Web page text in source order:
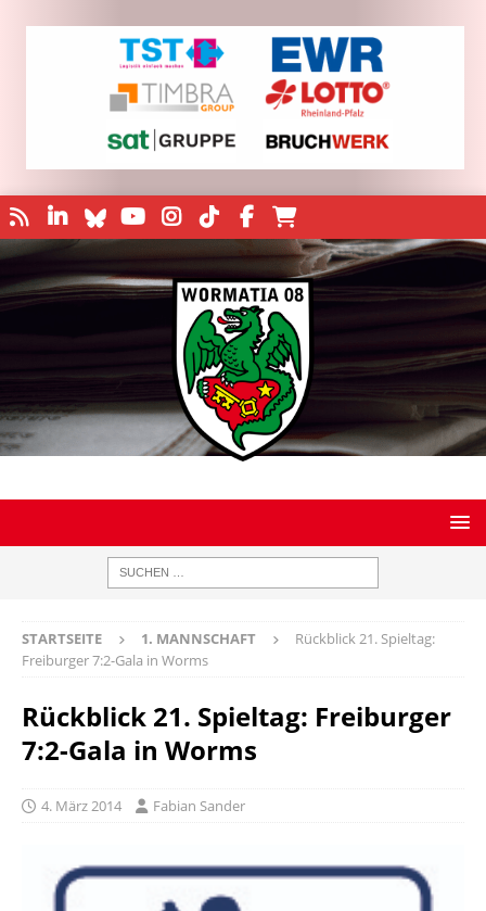
STARTSEITE 1. MANNSCHAFT
Rückblick 21. Spieltag:
Freiburger 7:2-Gala in Worms
Rückblick 21. Spieltag: Freiburger
7:2-Gala in Worms
4. März 2014 Fabian Sander